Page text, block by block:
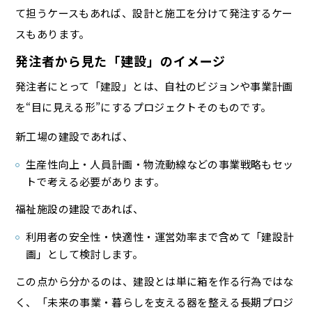
て担うケースもあれば、設計と施工を分けて発注するケー
スもあります。
発注者から見た「建設」のイメージ
発注者にとって「建設」とは、自社のビジョンや事業計画
を“目に見える形”にするプロジェクトそのものです。
新工場の建設であれば、
生産性向上・人員計画・物流動線などの事業戦略もセッ
トで考える必要があります。
福祉施設の建設であれば、
利用者の安全性・快適性・運営効率まで含めて「建設計
画」として検討します。
この点から分かるのは、建設とは単に箱を作る行為ではな
く、「未来の事業・暮らしを支える器を整える長期プロジ